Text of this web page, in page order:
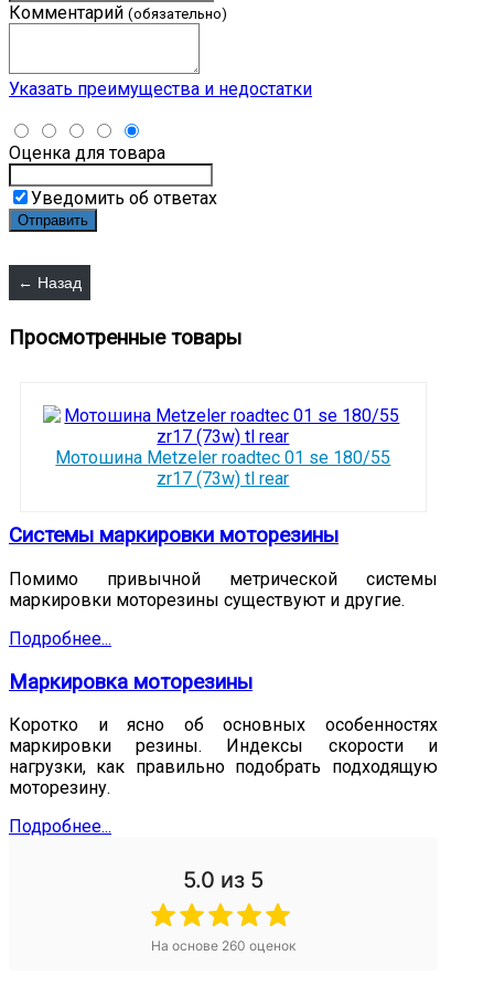
Комментарий (обязательно)
Указать преимущества и недостатки
Оценка для товара
Уведомить об ответах
Просмотренные товары
Мотошина Metzeler roadtec 01 se 180/55
zr17 (73w) tl rear
Системы маркировки моторезины
Помимо привычной метрической системы
маркировки моторезины существуют и другие.
Подробнее...
Маркировка моторезины
Коротко и ясно об основных особенностях
маркировки резины. Индексы скорости и
нагрузки, как правильно подобрать подходящую
моторезину.
Подробнее...
5.0 из 5
На основе 260 оценок